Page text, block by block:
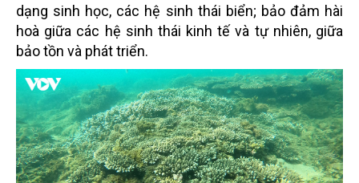
dạng sinh học, các hệ sinh thái biển; bảo đảm hài
hoà giữa các hệ sinh thái kinh tế và tự nhiên, giữa
bảo tồn và phát triển.